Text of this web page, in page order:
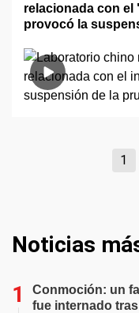
relacionada con
provocó la
1
Noticias
Conmoción: un
fue internado